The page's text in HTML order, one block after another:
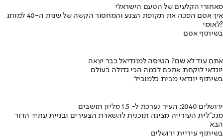
מאחורי הקלעים של הטעם הישראלי
איך אסם הפכה את תקופת הצנע והמחסור הקשה של שנות ה-40 למותג
לאומי?
בשיתוף אסם
אתם עוד לא שם? הטיסה למונדיאל כבר יצאה
יונדאי לוקחת אתכם לבמה הכי גדולה בעולם
בשיתוף יונדאי מבית כלמוביל
ירושלים 2040: העיר נערכת ל- 1.5 מליון תושבים
מנכ"לית העירייה מציגה תוכנית להשארת הצעירים ובניית עתיד הדור
הבא
בשיתוף עיריית ירושלים